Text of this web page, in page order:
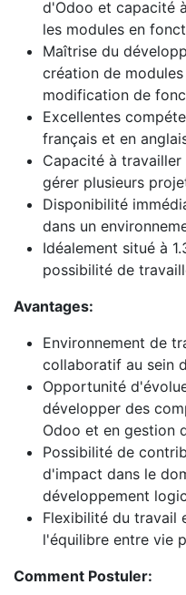
d'Odoo et capacité
les modules en
Maîtrise du
création de
modification de
Excellentes
français et en
Capacité à
gérer plusieurs
Disponibilité
dans un
Idéalement situé à
possibilité de
Avantages:
Environnement de
collaboratif au sein
Opportunité
développer des
Odoo et en gestion
Possibilité de
d'impact dans le
développement
Flexibilité du travail
l'équilibre entre vie
Comment Postuler: